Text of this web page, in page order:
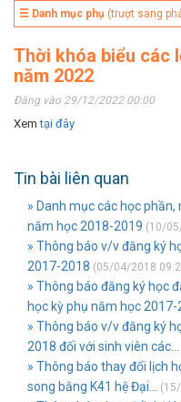
☰ Danh mục phụ (trượt sang
Thời khóa biểu các
năm 2022
Đăng vào 29/12/2022 00:00
Xemtại đây
Tin bài liên quan
» Danh mục các học phần,
năm học 2018-2019 (10/
» Thông báo v/v đăng ký
2017-2018 (05/04/2018
» Thông báo đăng ký học
học kỳ phụ năm học 2017-
» Thông báo v/v đăng ký
2018 đối với sinh viên các...
» Thông báo thay đổi lịch
song bằng K41 hệ Đại...